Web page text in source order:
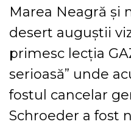
Marea Neagră şi
desert auguştii
primesc lecţia
serioasă” unde
fostul cancelar
Schroeder a fost